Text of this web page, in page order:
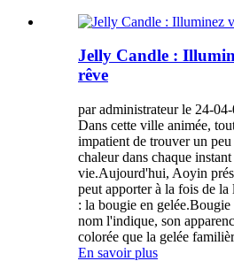
Jelly Candle :
rêve
par administrateur le 24-
Dans cette ville animée,
impatient de trouver un
chaleur dans chaque instant
vie.Aujourd'hui, Aoyin
peut apporter à la fois de
: la bougie en gelée.Bougie
nom l'indique, son
colorée que la gelée
En savoir plus